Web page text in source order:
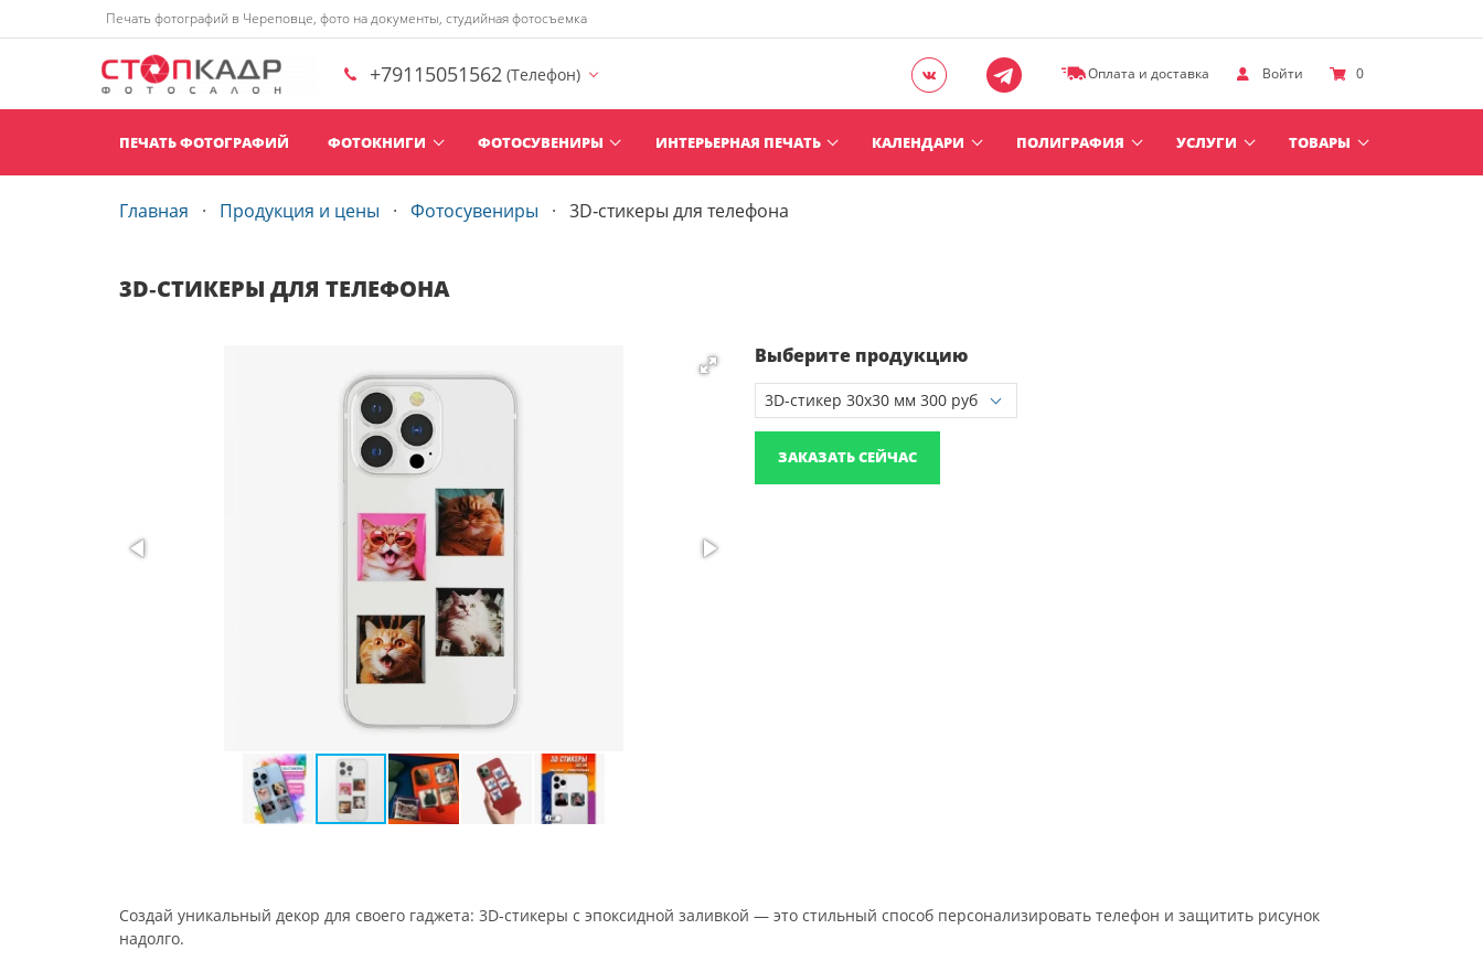
Печать фотографий в Череповце, фото на документы, студийная фотосъемка
+79115051562 (Телефон) Оплата и доставка Войти 0
ПЕЧАТЬ ФОТОГРАФИЙ ФОТОКНИГИ ФОТОСУВЕНИРЫ ИНТЕРЬЕРНАЯ ПЕЧАТЬ КАЛЕНДАРИ ПОЛИГРАФИЯ УСЛУГИ ТОВАРЫ
Главная Продукция и цены Фотосувениры 3D‑стикеры для телефона
3D‑СТИКЕРЫ ДЛЯ ТЕЛЕФОНА
Выберите продукцию
ЗАКАЗАТЬ СЕЙЧАС
Создай уникальный декор для своего гаджета: 3D‑стикеры с эпоксидной заливкой — это стильный способ персонализировать телефон и защитить рисунок
надолго.